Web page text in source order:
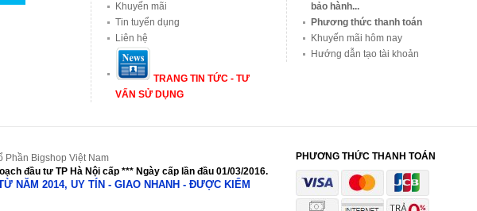
Khuyến mãi
Tin tuyển dụng
Liên hệ
TRANG TIN TỨC - TƯ
VẤN SỬ DỤNG
bảo hành...
Phương thức thanh toán
Khuyến mãi hôm nay
Hướng dẫn tạo tài khoản
Phần Bigshop Việt Nam
đầu tư TP Hà Nội cấp *** Ngày cấp lần đầu 01/03/2016.
NĂM 2014, UY TÍN - GIAO NHANH - ĐƯỢC KIỂM
PHƯƠNG THỨC THANH TOÁN